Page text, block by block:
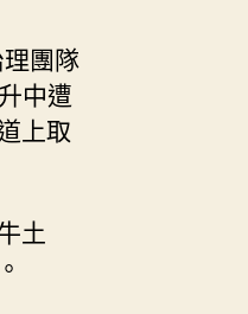
團隊
中遭
上取
土